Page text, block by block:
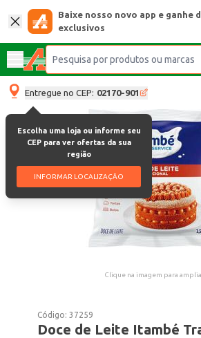
Baixe nosso novo app e ganhe
exclusivos
Entregue no CEP: 02170-901
Escolha uma loja ou informe seu
CEP para ver ofertas da sua
região
INFORMAR LOCALIZAÇÃO
Clique na imagem para
Código:37259
Doce de Leite Itambé